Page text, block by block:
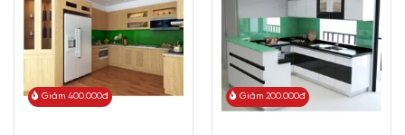
Giảm 400.000đ Giảm 200.000đ